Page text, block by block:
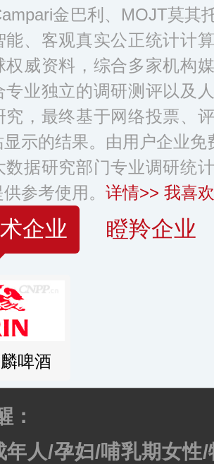
金巴利、MOJT莫其
能、客观真实公正统计计
权威资料，综合多家机构
专业独立的调研测评以及
究，最终基于网络投票、
显示的结果。由用户企业
数据研究部门专业调研统
参考使用。 详情>> 我喜
企业 瞪羚企业
啤酒
：
年人/孕妇/哺乳期女性